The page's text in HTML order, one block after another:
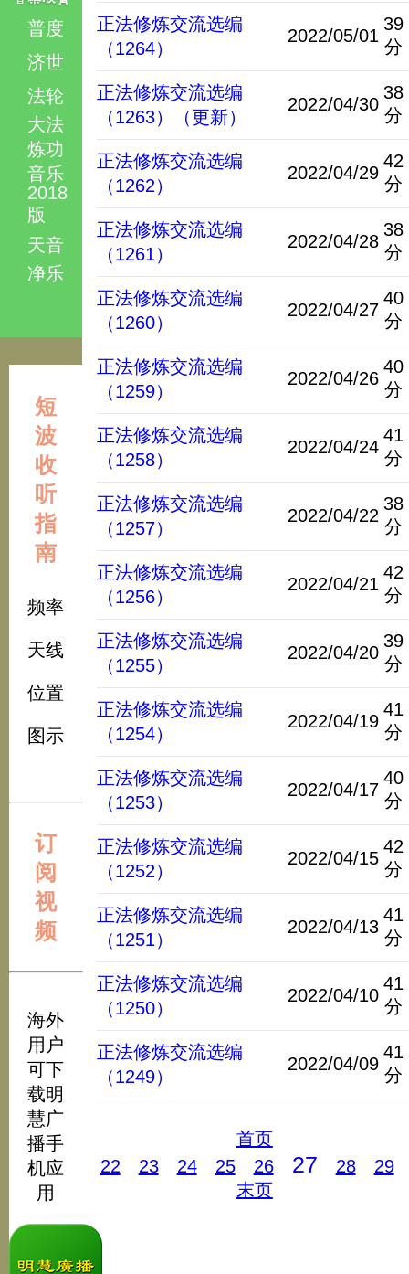
普度
济世
法轮
大法
炼功
音乐
2018
版
天音
净乐
短
波
收
听
指
南
频率
天线
位置
图示
订
阅
视
频
海外
用户
可下
载明
慧广
播手
机应
用
正法修炼交流选编
（1264）
2022/05/01
39
分
正法修炼交流选编
（1263）（更新）
2022/04/30
38
分
正法修炼交流选编
（1262）
2022/04/29
42
分
正法修炼交流选编
（1261）
2022/04/28
38
分
正法修炼交流选编
（1260）
2022/04/27
40
分
正法修炼交流选编
（1259）
2022/04/26
40
分
正法修炼交流选编
（1258）
2022/04/24
41
分
正法修炼交流选编
（1257）
2022/04/22
38
分
正法修炼交流选编
（1256）
2022/04/21
42
分
正法修炼交流选编
（1255）
2022/04/20
39
分
正法修炼交流选编
（1254）
2022/04/19
41
分
正法修炼交流选编
（1253）
2022/04/17
40
分
正法修炼交流选编
（1252）
2022/04/15
42
分
正法修炼交流选编
（1251）
2022/04/13
41
分
正法修炼交流选编
（1250）
2022/04/10
41
分
正法修炼交流选编
（1249）
2022/04/09
41
分
首页
22
23 24 25 26 27 28
29
末页